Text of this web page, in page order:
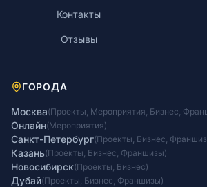
Контакты
Отзывы
ГОРОДА
Москва(Проекты, Мероприятия, Бизнес,
Онлайн(Мероприятия)
Санкт-Петербург(Проекты, Бизнес,
Казань(Проекты, Бизнес, Франшизы)
Новосибирск(Проекты, Бизнес)
Дубай(Проекты, Бизнес, Франшизы)